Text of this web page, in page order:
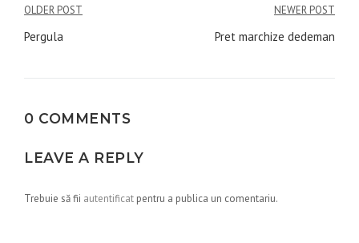
Navigare
în
OLDER POST
Pergula
NEWER POST
Pret marchize dedeman
0 COMMENTS
LEAVE A REPLY
Trebuie să fii autentificat pentru a publica un comentariu.